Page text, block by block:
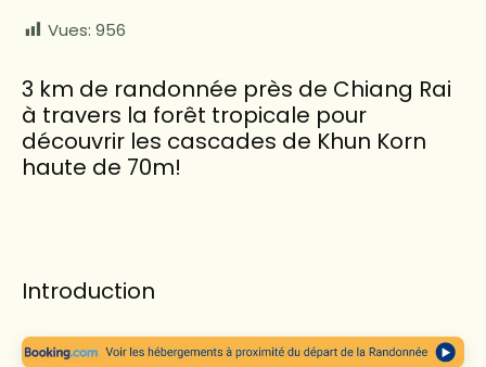
Vues: 956
3 km de randonnée près de Chiang Rai
à travers la forêt tropicale pour
découvrir les cascades de Khun Korn
haute de 70m!
Introduction